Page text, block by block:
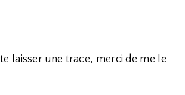
laisser une trace, merci de me le